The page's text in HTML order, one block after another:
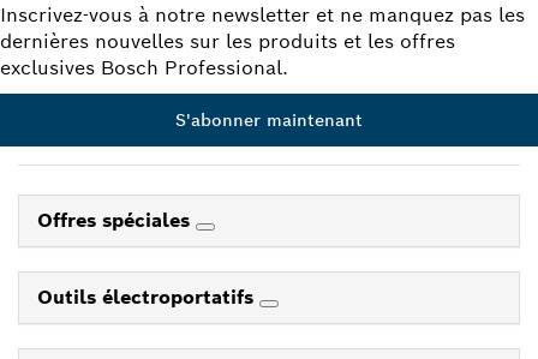
Inscrivez-vous à notre newsletter et ne manquez pas les
dernières nouvelles sur les produits et les offres
exclusives Bosch Professional.
S'abonner maintenant
Offres spéciales
Outils électroportatifs